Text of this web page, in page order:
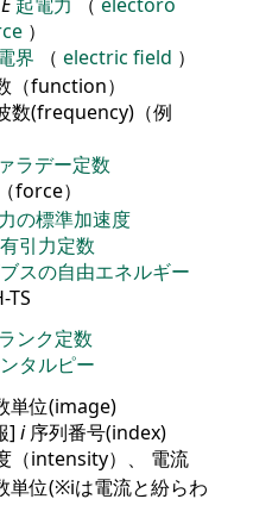
）
界 （ electric field ）
（function）
数(frequency)（例
ラデー定数
force）
の標準加速度
引力定数
スの自由エネルギー
TS
ンク定数
タルピー
単位(image)
] i序列番号(index)
（intensity）、 電流
単位(※iは電流と紛らわ